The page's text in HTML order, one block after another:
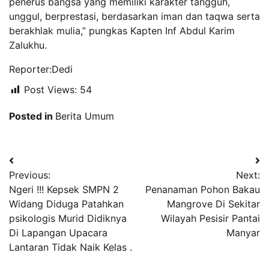
unggul, berprestasi, berdasarkan iman dan taqwa serta
berakhlak mulia,” pungkas Kapten Inf Abdul Karim
Zalukhu.
Reporter:Dedi
Post Views: 54
Posted in Berita Umum
Navigasi
pos
Previous:
Ngeri !!! Kepsek SMPN 2
Widang Diduga Patahkan
psikologis Murid Didiknya
Di Lapangan Upacara
Lantaran Tidak Naik Kelas .
Next:
Penanaman Pohon Bakau
Mangrove Di Sekitar
Wilayah Pesisir Pantai
Manyar